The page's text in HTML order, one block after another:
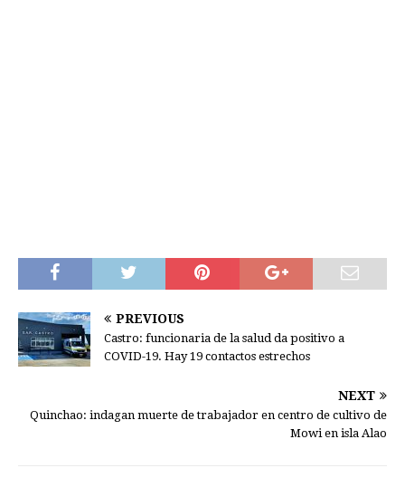
PREVIOUS
Castro: funcionaria de la salud da positivo a
COVID-19. Hay 19 contactos estrechos
NEXT
Quinchao: indagan muerte de trabajador en centro de cultivo de
Mowi en isla Alao